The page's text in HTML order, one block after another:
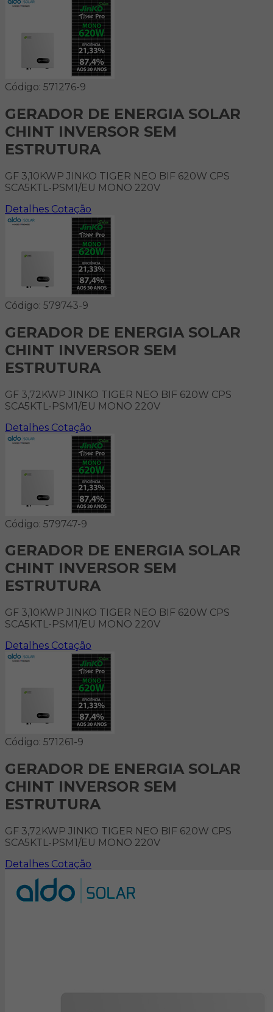
Código: 571276-9
GERADOR DE ENERGIA SOLAR
CHINT INVERSOR SEM
ESTRUTURA
GF 3,10KWP JINKO TIGER NEO BIF 620W CPS
SCA5KTL-PSM1/EU MONO 220V
Detalhes Cotação
Código: 579743-9
GERADOR DE ENERGIA SOLAR
CHINT INVERSOR SEM
ESTRUTURA
GF 3,72KWP JINKO TIGER NEO BIF 620W CPS
SCA5KTL-PSM1/EU MONO 220V
Detalhes Cotação
Código: 579747-9
GERADOR DE ENERGIA SOLAR
CHINT INVERSOR SEM
ESTRUTURA
GF 3,10KWP JINKO TIGER NEO BIF 620W CPS
SCA5KTL-PSM1/EU MONO 220V
Detalhes Cotação
Código: 571261-9
GERADOR DE ENERGIA SOLAR
CHINT INVERSOR SEM
ESTRUTURA
GF 3,72KWP JINKO TIGER NEO BIF 620W CPS
SCA5KTL-PSM1/EU MONO 220V
Detalhes Cotação